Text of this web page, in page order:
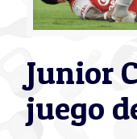
Junior
juego